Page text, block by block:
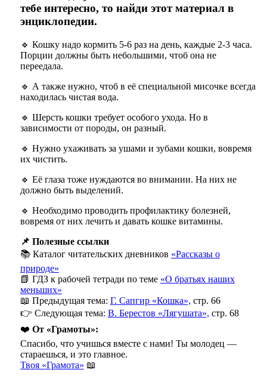
тебе интересно, то найди этот материал в
энциклопедии.
🔹 Кошку надо кормить 5-6 раз на день, каждые 2-3 часа.
Порции должны быть небольшими, чтоб она не
переедала.
🔹 А также нужно, чтоб в её специальной мисочке всегда
находилась чистая вода.
🔹 Шерсть кошки требует особого ухода. Но в
зависимости от породы, он разный.
🔹 Нужно ухаживать за ушами и зубами кошки, вовремя
их чистить.
🔹 Её глаза тоже нуждаются во внимании. На них не
должно быть выделений.
🔹 Необходимо проводить профилактику болезней,
вовремя от них лечить и давать кошке витамины.
📌 Полезные ссылки
📚 Каталог читательских дневников «Рассказы о
природе»
📗 ГДЗ к рабочей тетради по теме «О братьях наших
меньших»
📖 Предыдущая тема: Г. Сапгир «Кошка», стр. 66
👉 Следующая тема: В. Берестов «Лягушата», стр. 68
❤️ От «Грамоты»:
Спасибо, что учишься вместе с нами! Ты молодец —
стараешься, и это главное.
Твоя «Грамота» 📖